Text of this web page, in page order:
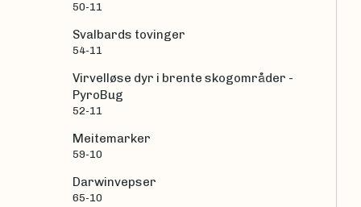
50-11
Svalbards tovinger
54-11
Virvelløse dyr i brente skogområder -
PyroBug
52-11
Meitemarker
59-10
Darwinvepser
65-10